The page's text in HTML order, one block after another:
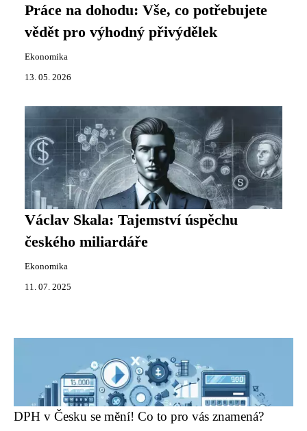
Práce na dohodu: Vše, co potřebujete
vědět pro výhodný přivýdělek
Ekonomika
13. 05. 2026
Václav Skala: Tajemství úspěchu
českého miliardáře
Ekonomika
11. 07. 2025
DPH v Česku se mění! Co to pro vás znamená?